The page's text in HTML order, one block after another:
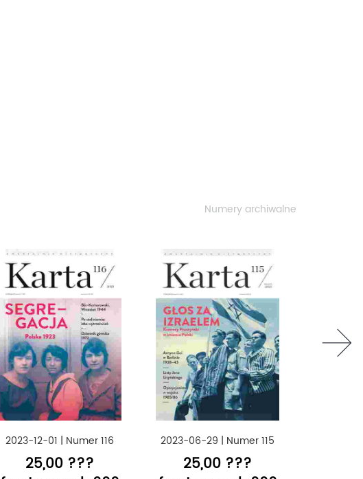
Numery archiwalne
2023-12-01 | Numer 116
25,00 ???
2023-06-29 | Numer 115
25,00 ???
next